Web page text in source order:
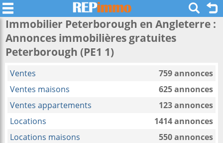
Immobilier Peterborough en Angleterre :
Annonces immobilières gratuites
Peterborough (PE1 1)
Ventes
759 annonces
Ventes maisons
625 annonces
Ventes appartements
123 annonces
Locations
1414 annonces
Locations maisons
550 annonces